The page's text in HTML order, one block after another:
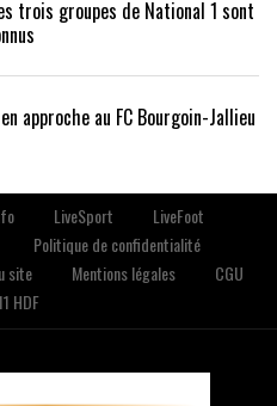
trois groupes de National 1 sont
approche au FC Bourgoin-Jallieu
LiveSport
LiveFoot
Politique de confidentialité
site
Mentions légales
CGU
HDF